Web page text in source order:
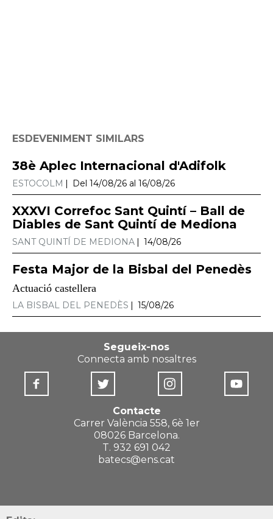
ESDEVENIMENT SIMILARS
38è Aplec Internacional d'Adifolk
ESTOCOLM Del 14/08/26 al 16/08/26
XXXVI Correfoc Sant Quintí – Ball de
Diables de Sant Quintí de Mediona
SANT QUINTÍ DE MEDIONA 14/08/26
Festa Major de la Bisbal del Penedès
Actuació castellera
LA BISBAL DEL PENEDÈS 15/08/26
Segueix-nos
Connecta amb nosaltres
Contacte
Carrer València 558, 6è 1er
08026 Barcelona.
T. 932 691 042
batecs@ens.cat